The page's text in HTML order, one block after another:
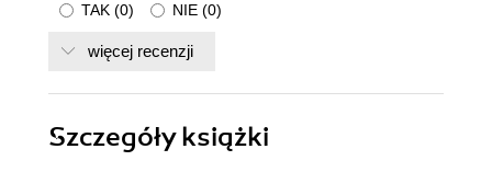
TAK (0) NIE (0)
więcej recenzji
Szczegółyksiążki